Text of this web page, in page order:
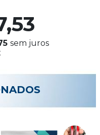
sem juros